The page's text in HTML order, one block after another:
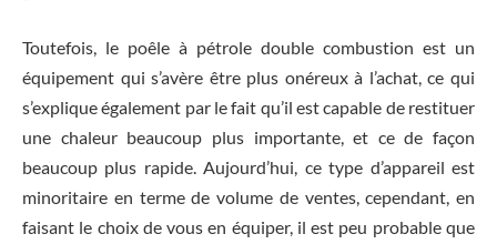
Toutefois, le poêle à pétrole double combustion est un
équipement qui s’avère être plus onéreux à l’achat, ce qui
s’explique également par le fait qu’il est capable de restituer
une chaleur beaucoup plus importante, et ce de façon
beaucoup plus rapide. Aujourd’hui, ce type d’appareil est
minoritaire en terme de volume de ventes, cependant, en
faisant le choix de vous en équiper, il est peu probable que